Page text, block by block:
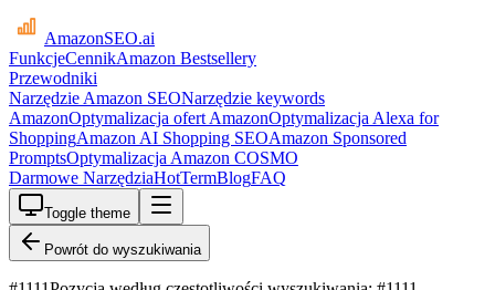
AmazonSEO.ai
FunkcjeCennikAmazon Bestsellery
Przewodniki
Narzędzie Amazon SEONarzędzie keywords
AmazonOptymalizacja ofert AmazonOptymalizacja Alexa for
ShoppingAmazon AI Shopping SEOAmazon Sponsored
PromptsOptymalizacja Amazon COSMO
Darmowe NarzędziaHotTermBlogFAQ
Toggle theme
Powrót do wyszukiwania